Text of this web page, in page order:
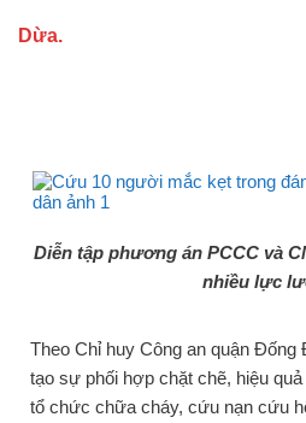
Dừa.
Diễn tập phương án PCCC và
nhiều lực
Theo Chỉ huy Công an quận Đống
tạo sự phối hợp chặt chẽ, hiệu
tổ chức chữa cháy, cứu nạn cứu